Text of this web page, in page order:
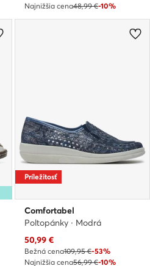
Najnižšia cena48,99 €-10%
Príležitosť
Comfortabel
Poltopánky · Modrá
Aktuálna cena
50,99 €
Bežná cena109,95 €-53%
Najnižšia cena56,99 €-10%